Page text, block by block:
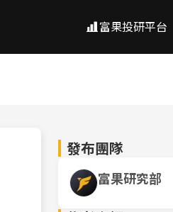
富果投研平台
發布團隊
富果研究部